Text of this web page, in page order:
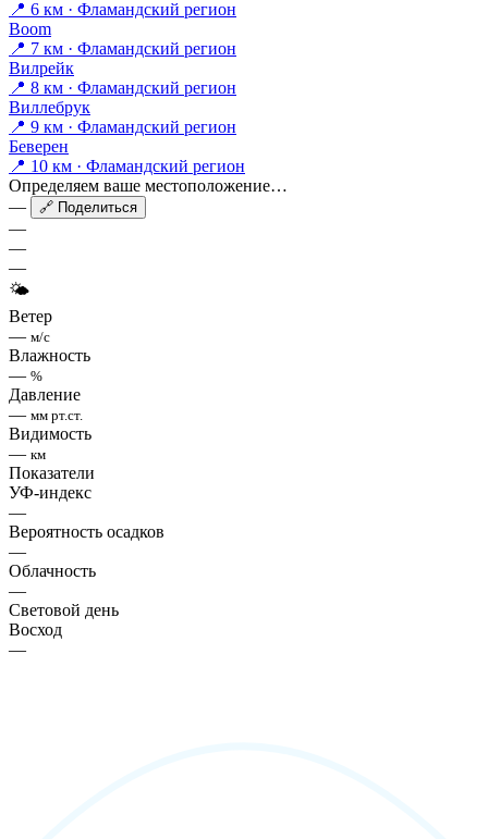
📍 6 км · Фламандский регион
Boom
📍 7 км · Фламандский регион
Вилрейк
📍 8 км · Фламандский регион
Виллебрук
📍 9 км · Фламандский регион
Беверен
📍 10 км · Фламандский регион
Определяем ваше местоположение…
—
🔗 Поделиться
—
—
—
🌤
Ветер
— м/с
Влажность
— %
Давление
— мм рт.ст.
Видимость
— км
Показатели
УФ-индекс
—
Вероятность осадков
—
Облачность
—
Световой день
Восход
—